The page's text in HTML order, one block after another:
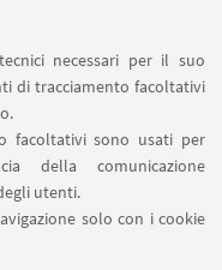
necessari per il suo
di tracciamento facoltativi
facoltativi sono usati per
della comunicazione
utenti.
solo con i cookie